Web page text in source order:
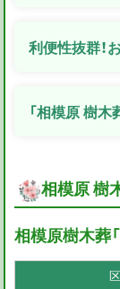
利便性抜群！
「相模原 樹
相模原 樹
相模原樹木葬